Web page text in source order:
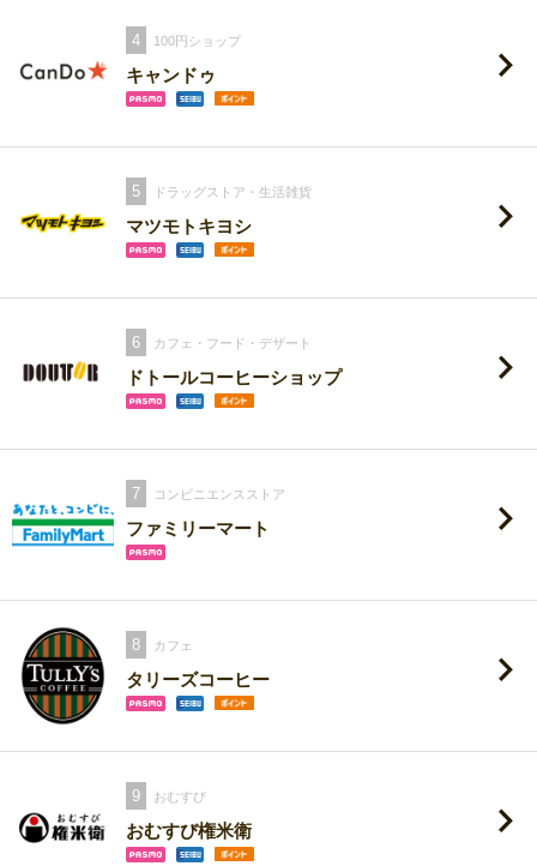
4 100円ショップ
キャンドゥ
5 ドラッグストア・生活雑貨
マツモトキヨシ
6 カフェ・フード・デザート
ドトールコーヒーショップ
7 コンビニエンスストア
ファミリーマート
8 カフェ
タリーズコーヒー
9 おむすび
おむすび権米衛